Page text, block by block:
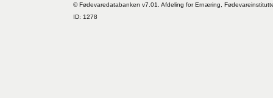
© Fødevaredatabanken v7.01. Afdeling for Ernæring,
ID: 1278